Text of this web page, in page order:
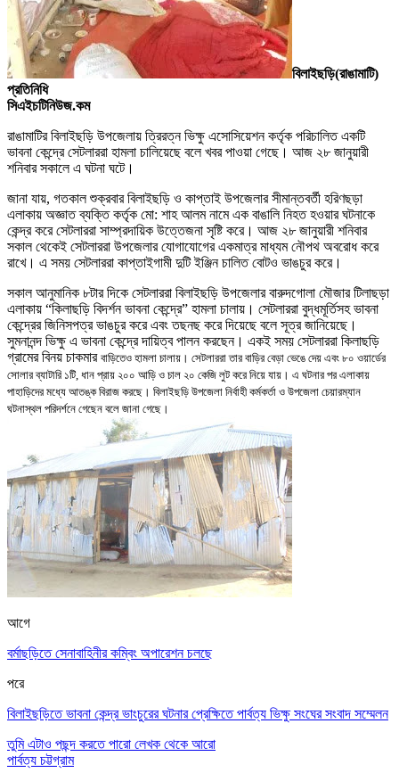
বিলাইছড়ি(রাঙামাটি)
প্রতিনিধি
সিএইচটিনিউজ.কম
রাঙামাটির বিলাইছড়ি উপজেলায় ত্রিরত্ন ভিক্ষু এসোসিয়েশন কর্তৃক পরিচালিত একটি
ভাবনা কেন্দ্রেসেটলাররা হামলা চালিয়েছে বলে খবর পাওয়া গেছে। আজ ২৮ জানুয়ারী
শনিবার সকালে এ ঘটনা ঘটে।
জানা যায়, গতকাল শুক্রবার বিলাইছড়ি ও কাপ্তাই উপজেলার সীমান্তবর্তী হরিণছড়া
এলাকায় অজ্ঞাত ব্যক্তি কর্তৃক মো: শাহ আলম নামে এক বাঙালি নিহত হওয়ার ঘটনাকে
কেন্দ্র করে সেটলাররা সাম্প্রদায়িক উত্তেজনা সৃষ্টি করে। আজ ২৮ জানুয়ারী শনিবার
সকাল থেকেই সেটলাররা উপজেলার যোগাযোগের একমাত্র মাধ্যম নৌপথ অবরোধ করে
রাখে। এ সময় সেটলাররা কাপ্তাইগামী দুটি ইঞ্জিন চালিত বোটও ভাঙচুর করে।
সকাল আনুমানিক ৮টার দিকে সেটলাররা বিলাইছড়ি উপজেলারবারুদগোলা মৌজার টিলাছড়া
এলাকায় “কিলাছড়ি বিদর্শন ভাবনা কেন্দ্রে” হামলা চালায় । সেটলাররা বুদ্ধমূর্তিসহ ভাবনা
কেন্দ্রের জিনিসপত্র ভাঙচুর করে এবং তছনছ করে দিয়েছে বলে সূত্র জানিয়েছে।
সুমনানন্দ ভিক্ষু এ ভাবনা কেন্দ্রে দায়িত্ব পালন করছেন। একই সময় সেটলাররা কিলাছড়ি
গ্রামের বিনয় চাকমার বাড়িতেও হামলা চালায় । সেটলাররা তার বাড়ির বেড়া ভেঙে দেয় এবং ৮০ ওয়ার্ডের
সোলার ব্যাটারি ১টি ধান প্রায় ২০০ আড়ি ও চাল ২০ কেজি লুট করে নিয়ে যায় । এ ঘটনার পর এলাকায়
পাহাড়িদের মধ্যে আতঙ্ক বিরাজ করছে । বিলাইছড়ি উপজেলা নির্বাহী কর্মকর্তা ও উপজেলা চেয়ারম্যান
ঘটনাস্থল পরিদর্শনে গেছেন বলে জানা গেছে ।
আগে
বর্মাছড়িতে সেনাবাহিনীর কম্বিং অপারেশন চলছে
পরে
বিলাইছড়িতে ভাবনা কেন্দ্র ভাংচুরের ঘটনার প্রেক্ষিতে পার্বত্য ভিক্ষু সংঘের সংবাদ সম্মেলন
তুমি এটাও পছন্দ করতে পারো লেখক থেকে আরো
পার্বত্য চট্টগ্রাম